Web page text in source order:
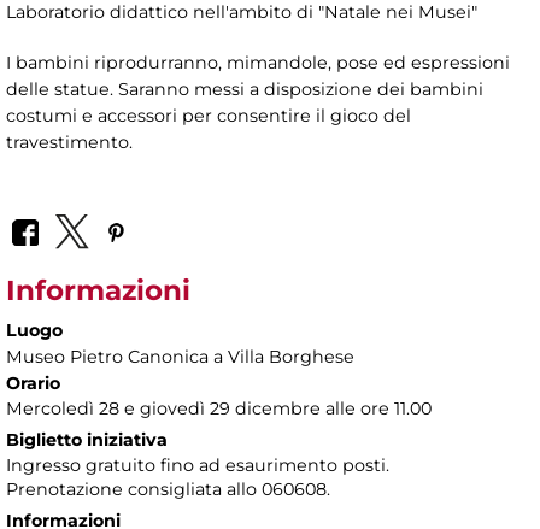
Laboratorio didattico nell'ambito di "Natale nei Musei"
I bambini riprodurranno, mimandole, pose ed espressioni
delle statue. Saranno messi a disposizione dei bambini
costumi e accessori per consentire il gioco del
travestimento.
Informazioni
Luogo
Museo Pietro Canonica a Villa Borghese
Orario
Mercoledì 28 e giovedì 29 dicembre alle ore 11.00
Biglietto iniziativa
Ingresso gratuito fino ad esaurimento posti.
Prenotazione consigliata allo 060608.
Informazioni